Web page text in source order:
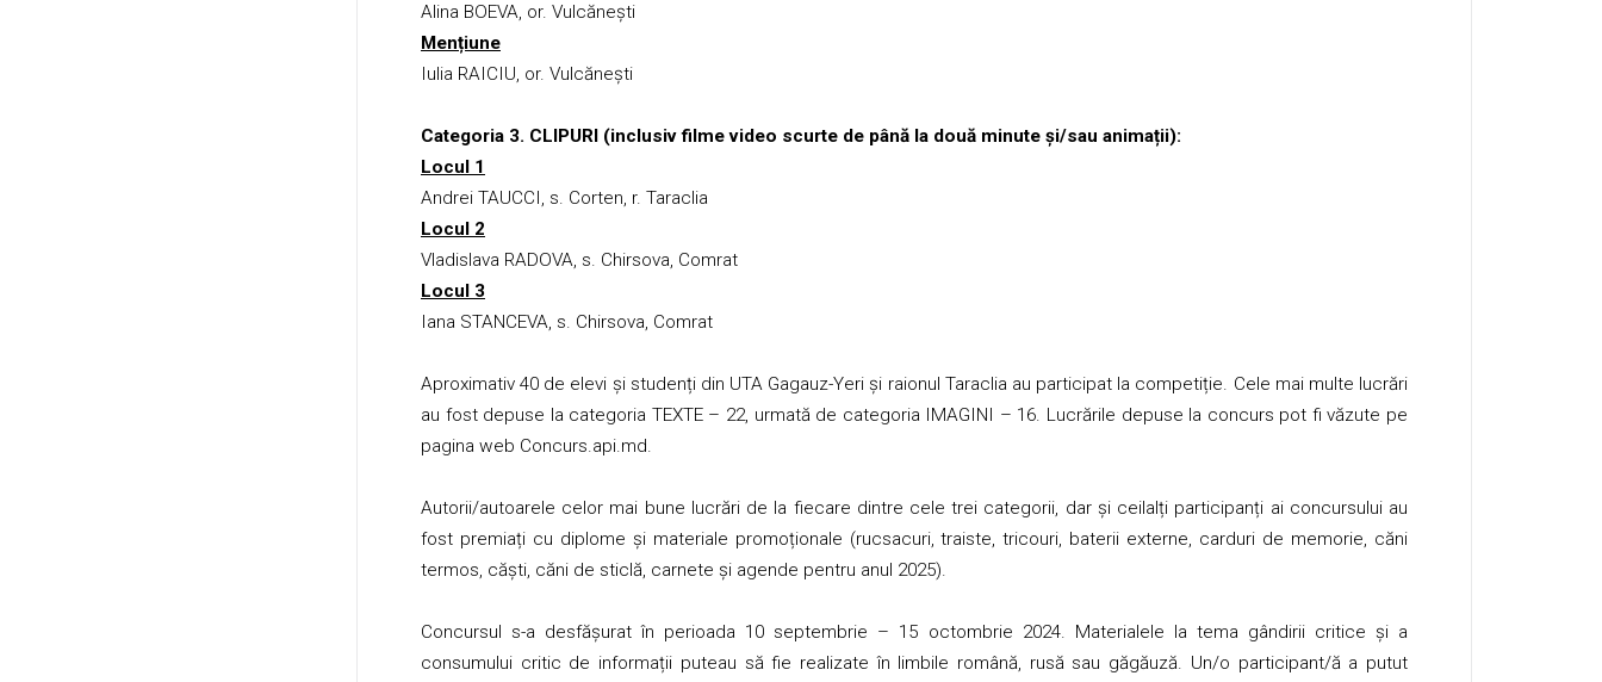
Alina BOEVA, or. Vulcănești
Mențiune
Iulia RAICIU, or. Vulcănești
Categoria 3. CLIPURI (inclusiv filme video scurte de până la două minute și/sau animații):
Locul 1
Andrei TAUCCI, s. Corten, r. Taraclia
Locul 2
Vladislava RADOVA, s. Chirsova, Comrat
Locul 3
Iana STANCEVA, s. Chirsova, Comrat
Aproximativ 40 de elevi și studenți din UTA Gagauz-Yeri și raionul Taraclia au participat la competiție. Cele mai multe lucrări
au fost depuse la categoria TEXTE – 22, urmată de categoria IMAGINI – 16. Lucrările depuse la concurs pot fi văzute pe
pagina web Concurs.api.md.
Autorii/autoarele celor mai bune lucrări de la fiecare dintre cele trei categorii, dar și ceilalți participanți ai concursului au
fost premiați cu diplome și materiale promoționale (rucsacuri, traiste, tricouri, baterii externe, carduri de memorie, căni
termos, căști, căni de sticlă, carnete și agende pentru anul 2025).
Concursul s-a desfășurat în perioada 10 septembrie – 15 octombrie 2024. Materialele la tema gândirii critice și a
consumului critic de informații puteau să fie realizate în limbile română, rusă sau găgăuză. Un/o participant/ă a putut